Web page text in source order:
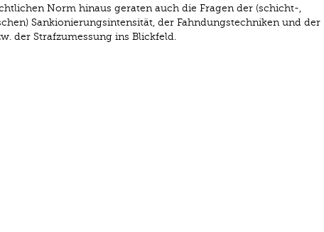
Norm hinaus geraten auch die Fragen der (schicht-,
Sankionierungsintensität, der Fahndungstechniken und der
der Strafzumessung ins Blickfeld.